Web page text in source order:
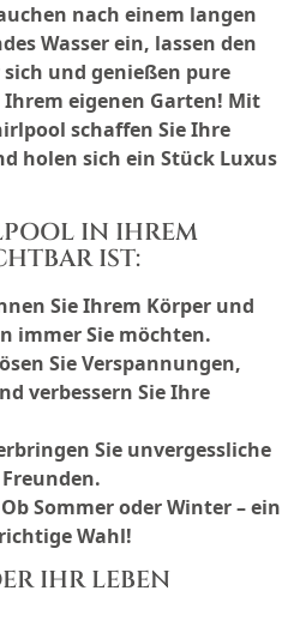
nach einem langen
Wasser ein, lassen den
und genießen pure
eigenen Garten! Mit
schaffen Sie Ihre
holen sich ein Stück Luxus
IN IHREM
IST:
Sie Ihrem Körper und
immer Sie möchten.
Sie Verspannungen,
verbessern Sie Ihre
Sie unvergessliche
Ob Sommer oder Winter – ein
Wahl!
IHR LEBEN